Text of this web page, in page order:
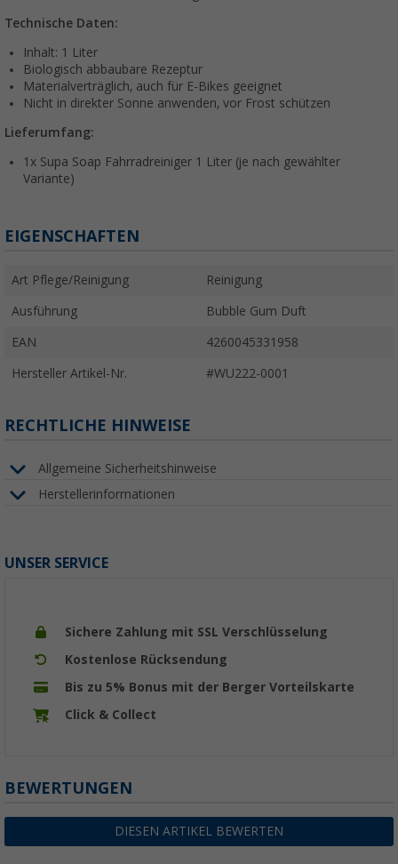
Technische Daten:
Inhalt: 1 Liter
Biologisch abbaubare Rezeptur
Materialverträglich, auch für E-Bikes geeignet
Nicht in direkter Sonne anwenden, vor Frost schützen
Lieferumfang:
1x Supa Soap Fahrradreiniger 1 Liter (je nach gewählter
Variante)
EIGENSCHAFTEN
Art Pflege/Reinigung Reinigung
Ausführung Bubble Gum Duft
EAN 4260045331958
Hersteller Artikel-Nr. #WU222-0001
RECHTLICHE HINWEISE
Allgemeine Sicherheitshinweise
Herstellerinformationen
UNSER SERVICE
Sichere Zahlung mit SSL Verschlüsselung
Kostenlose Rücksendung
Bis zu 5% Bonus mit der Berger Vorteilskarte
Click & Collect
BEWERTUNGEN
DIESEN ARTIKEL BEWERTEN